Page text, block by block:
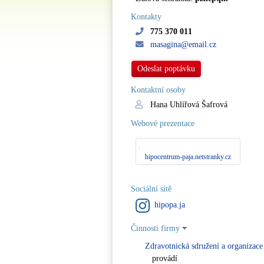
Kontakty
775 370 011
masagina@email.cz
Odeslat poptávku
Kontaktní osoby
Hana Uhlířová Šafrová
Webové prezentace
hipocentrum-paja.netstranky.cz
Sociální sítě
hipopa.ja
Činnosti firmy
Zdravotnická sdružení a organizace
provádí